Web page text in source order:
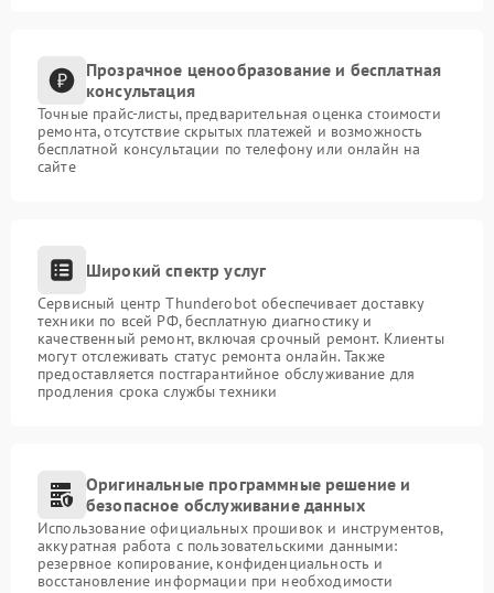
Прозрачное ценообразование и бесплатная
консультация
Точные прайс-листы, предварительная оценка стоимости
ремонта, отсутствие скрытых платежей и возможность
бесплатной консультации по телефону или онлайн на
сайте
Широкий спектр услуг
Сервисный центр Thunderobot обеспечивает доставку
техники по всей РФ, бесплатную диагностику и
качественный ремонт, включая срочный ремонт. Клиенты
могут отслеживать статус ремонта онлайн. Также
предоставляется постгарантийное обслуживание для
продления срока службы техники
Оригинальные программные решение и
безопасное обслуживание данных
Использование официальных прошивок и инструментов,
аккуратная работа с пользовательскими данными:
резервное копирование, конфиденциальность и
восстановление информации при необходимости